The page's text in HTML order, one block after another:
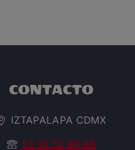
CONTACTO
IZTAPALAPA CDMX
55 10 53 80 68